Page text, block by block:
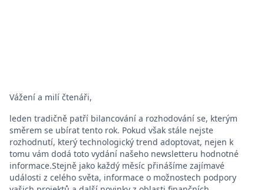
Vážení a milí čtenáři,
leden tradičně patří bilancování a rozhodování se, kterým
směrem se ubírat tento rok. Pokud však stále nejste
rozhodnutí, který technologický trend adoptovat, nejen k
tomu vám dodá toto vydání našeho newsletteru hodnotné
informace.Stejně jako každý měsíc přinášíme zajímavé
události z celého světa, informace o možnostech podpory